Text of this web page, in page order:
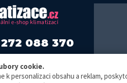
088 370
cookie.
k personalizaci obsahu a reklam,